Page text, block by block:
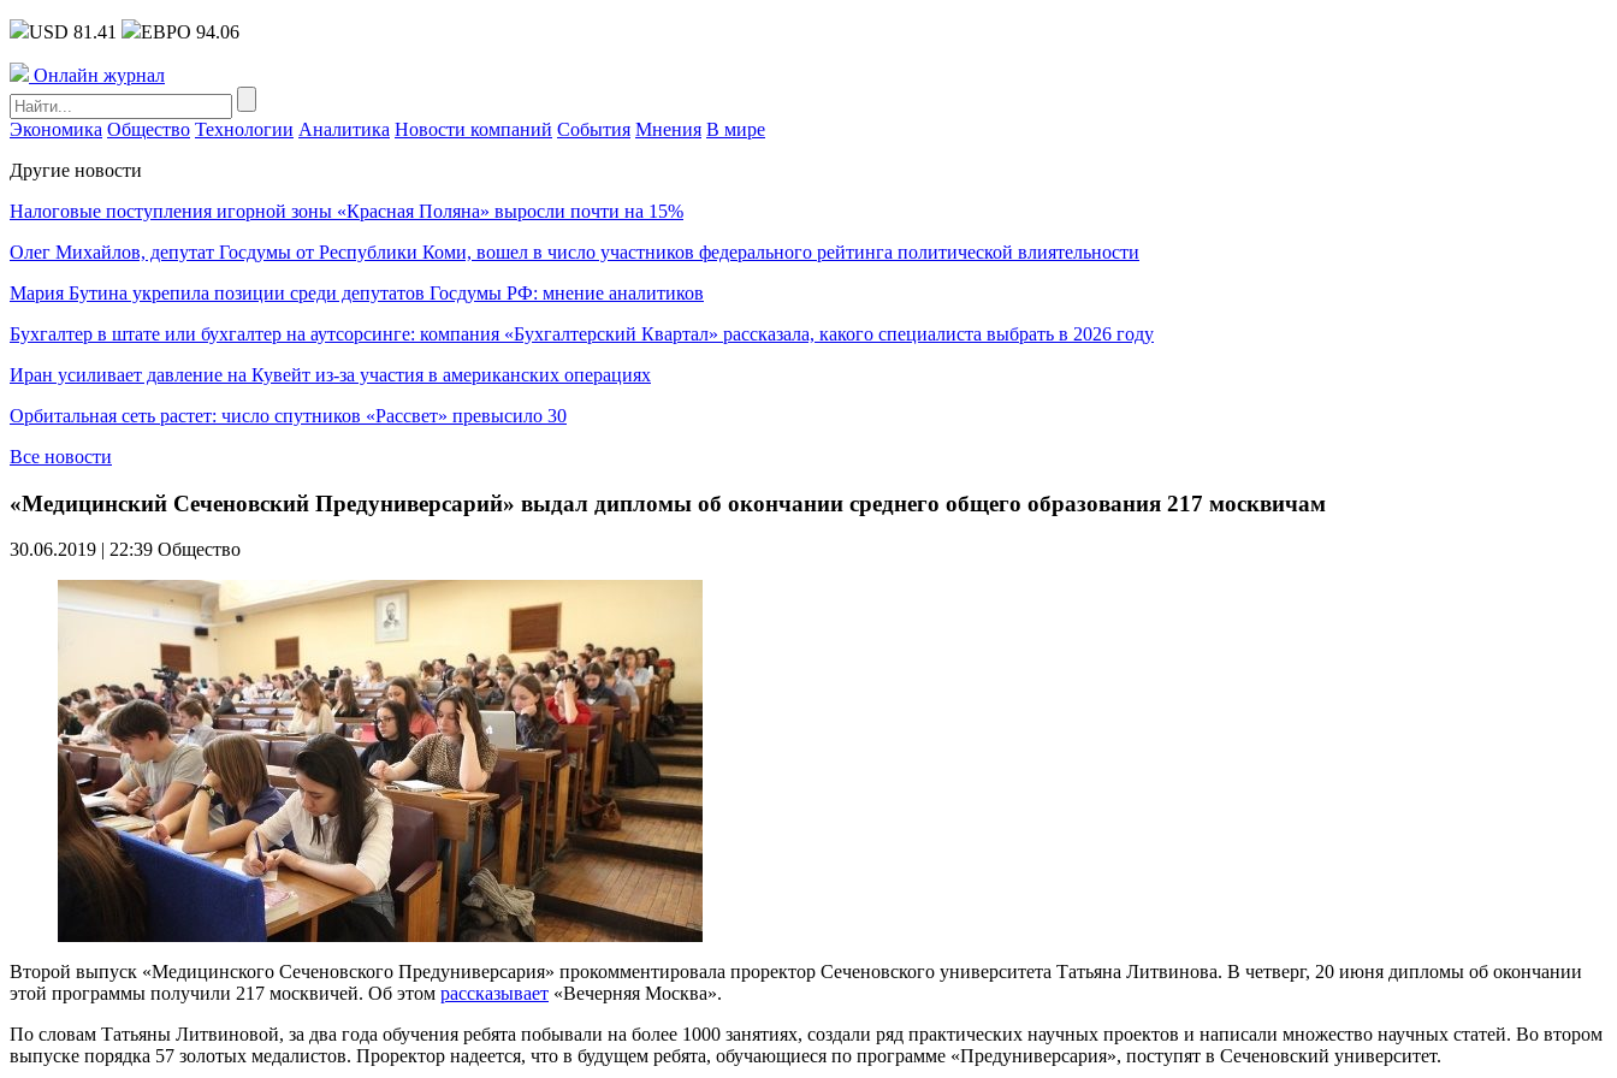
USD 81.41 ЕВРО 94.06
Онлайн журнал
Экономика Общество Технологии Аналитика Новости компаний События Мнения В мире
Другие новости
Налоговые поступления игорной зоны «Красная Поляна» выросли почти на 15%
Олег Михайлов, депутат Госдумы от Республики Коми, вошел в число участников федерального рейтинга политической влиятельности
Мария Бутина укрепила позиции среди депутатов Госдумы РФ: мнение аналитиков
Бухгалтер в штате или бухгалтер на аутсорсинге: компания «Бухгалтерский Квартал» рассказала, какого специалиста выбрать в 2026 году
Иран усиливает давление на Кувейт из-за участия в американских операциях
Орбитальная сеть растет: число спутников «Рассвет» превысило 30
Все новости
«Медицинский Сеченовский Предуниверсарий» выдал дипломы об окончании среднего общего образования 217 москвичам
30.06.2019 | 22:39 Общество
Второй выпуск «Медицинского Сеченовского Предуниверсария» прокомментировала проректор Сеченовского университета Татьяна Литвинова. В четверг, 20 июня дипломы об окончании
этой программы получили 217 москвичей. Об этом рассказывает «Вечерняя Москва».
По словам Татьяны Литвиновой, за два года обучения ребята побывали на более 1000 занятиях, создали ряд практических научных проектов и написали множество научных статей. Во втором
выпуске порядка 57 золотых медалистов. Проректор надеется, что в будущем ребята, обучающиеся по программе «Предуниверсария», поступят в Сеченовский университет.